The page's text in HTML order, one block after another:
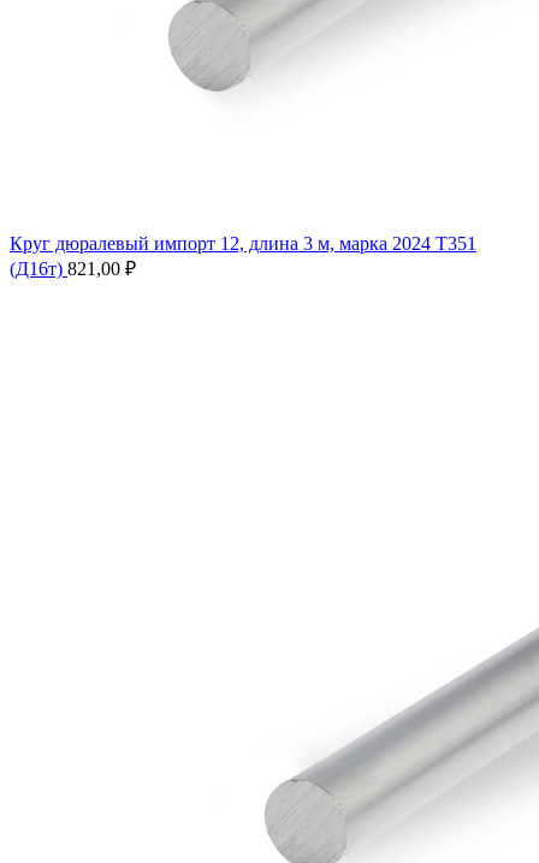
Круг дюралевый импорт 12, длина 3 м, марка 2024 T351
(Д16т) 821,00 ₽